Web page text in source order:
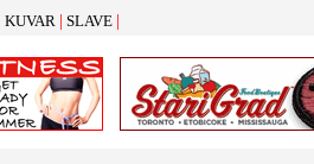
KUVAR | SLAVE |